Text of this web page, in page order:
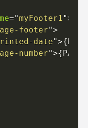
="myFooter1">
footer">
date">
number">